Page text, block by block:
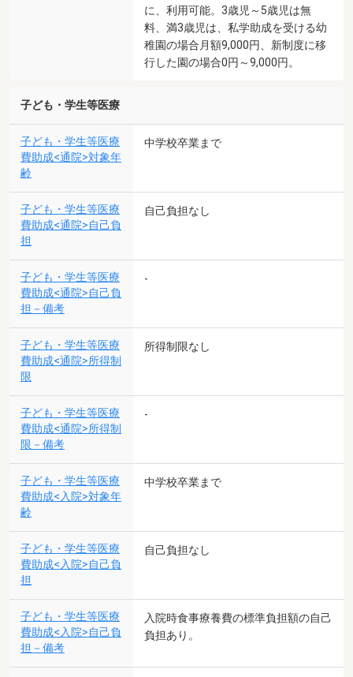
に、利用可能。3歳児～5歳児は無
料、満3歳児は、私学助成を受ける幼
稚園の場合月額9,000円、新制度に移
行した園の場合0円～9,000円。
子ども・学生等医療
子ども・学生等医療
費助成<通院>対象年
齢
中学校卒業まで
子ども・学生等医療
費助成<通院>自己負
担
自己負担なし
子ども・学生等医療
費助成<通院>自己負
担－備考
-
子ども・学生等医療
費助成<通院>所得制
限
所得制限なし
子ども・学生等医療
費助成<通院>所得制
限－備考
-
子ども・学生等医療
費助成<入院>対象年
齢
中学校卒業まで
子ども・学生等医療
費助成<入院>自己負
担
自己負担なし
子ども・学生等医療
費助成<入院>自己負
担－備考
入院時食事療養費の標準負担額の自己
負担あり。